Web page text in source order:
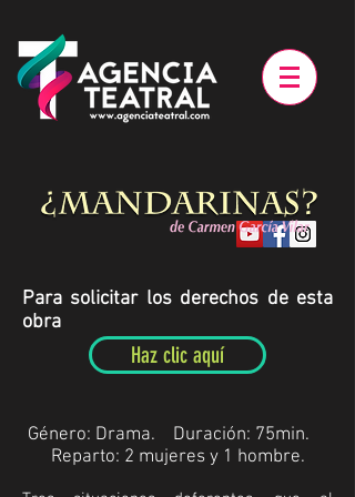
Género: Drama. Duración: 75min.
Reparto: 2 mujeres y 1 hombre.
Haz clic aquí
Para solicitar los derechos de esta
obra